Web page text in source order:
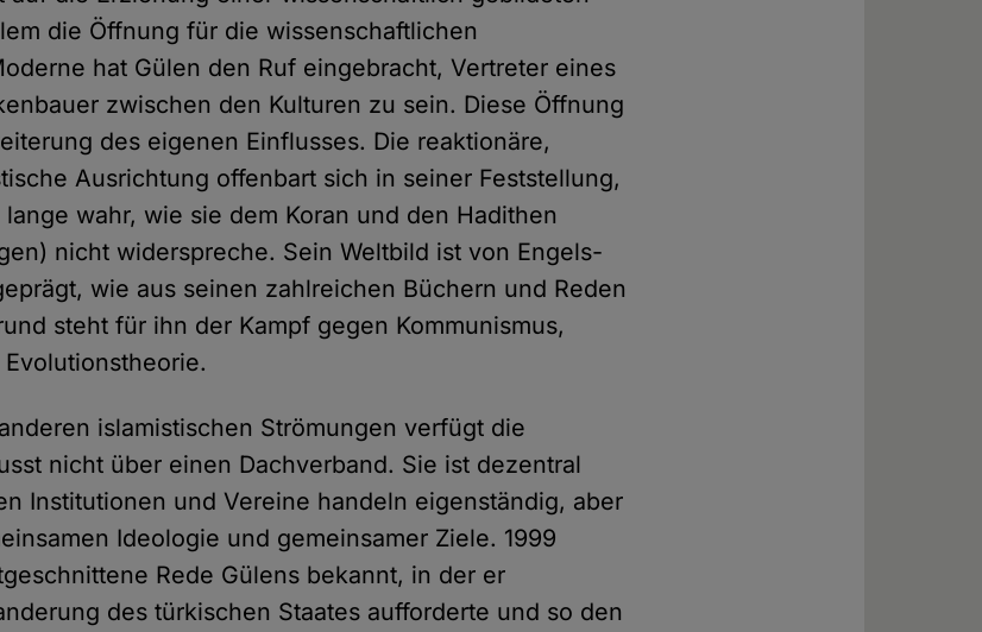
die Öffnung für die wissenschaftlichen
hat Gülen den Ruf eingebracht, Vertreter eines
zwischen den Kulturen zu sein. Diese Öffnung
des eigenen Einflusses. Die reaktionäre,
Ausrichtung offenbart sich in seiner Feststellung,
wahr, wie sie dem Koran und den Hadithen
nicht widerspreche. Sein Weltbild ist von Engels-
wie aus seinen zahlreichen Büchern und Reden
steht für ihn der Kampf gegen Kommunismus,
islamistischen Strömungen verfügt die
nicht über einen Dachverband. Sie ist dezentral
Institutionen und Vereine handeln eigenständig, aber
Ideologie und gemeinsamer Ziele. 1999
Rede Gülens bekannt, in der er
des türkischen Staates aufforderte und so den